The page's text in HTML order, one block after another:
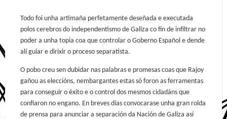
Todo foi unha artimaña perfetamente deseñada e executada
polos cerebros do independentismo de Galiza co fin de infiltrar no
poder a unha topia coa que controlar o Goberno Español e dende
alí guiar e dirixir o proceso separatista.
O pobo creu sen dubidar nas palabras e promesas coas que Rajoy
gañou as eleccións, nembargantes estas só foron as ferramentas
para conseguir o éxito e o control dos mesmos cidadáns que
confiaron no engano. En breves días convocarase unha gran rolda
de prensa para anunciar a separación da Nación de Galiza así